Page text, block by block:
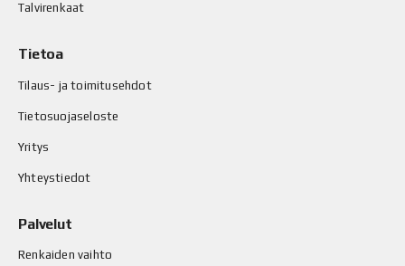
Talvirenkaat
Tietoa
Tilaus- ja toimitusehdot
Tietosuojaseloste
Yritys
Yhteystiedot
Palvelut
Renkaiden vaihto